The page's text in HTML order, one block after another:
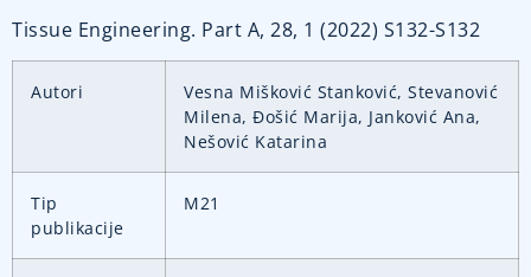
Tissue Engineering. Part A, 28, 1 (2022) S132-S132
Autori
Vesna Mišković Stanković, Stevanović
Milena, Đošić Marija, Janković Ana,
Nešović Katarina
Tip
publikacije
M21